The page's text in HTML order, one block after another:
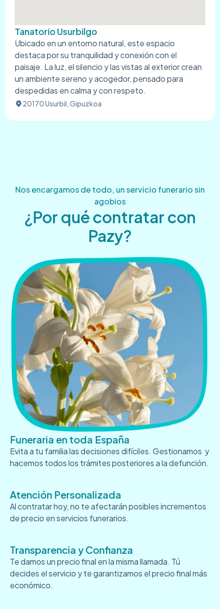
Tanatorio Usurbilgo
Ubicado en un entorno natural, este espacio
destaca por su tranquilidad y conexión con el
paisaje. La luz, el silencio y las vistas al exterior crean
un ambiente sereno y acogedor, pensado para
despedidas en calma y con respeto.
20170 Usurbil, Gipuzkoa
Nos encargamos de todo, un servicio funerario sin
agobios
¿Por qué contratar con
Pazy?
Funeraria en toda España
Evita a tu familia las decisiones difíciles. Gestionamos y
hacemos todos los trámites posteriores a la defunción.
Atención Personalizada
Al contratar hoy, no te afectarán posibles incrementos
de precio en servicios funerarios.
Transparencia y Confianza
Te damos un precio final en la misma llamada. Tú
decides el servicio y te garantizamos el precio final más
económico.